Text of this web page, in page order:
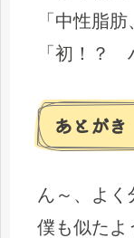
「中性脂
「初！？
あとがき
ん～、よく
僕も似たよ